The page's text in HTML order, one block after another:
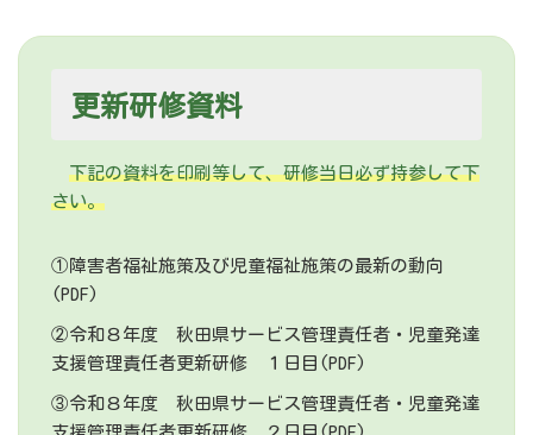
更新研修資料
下記の資料を印刷等して、研修当日必ず持参して下
さい。
①障害者福祉施策及び児童福祉施策の最新の動向
(PDF)
②令和８年度 秋田県サービス管理責任者・児童発達
支援管理責任者更新研修 １日目(PDF)
③令和８年度 秋田県サービス管理責任者・児童発達